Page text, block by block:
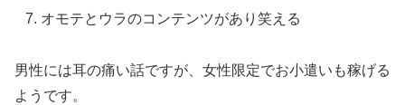
オモテとウラのコンテンツがあり笑える
男性には耳の痛い話ですが、女性限定でお小遣いも稼げる
ようです。